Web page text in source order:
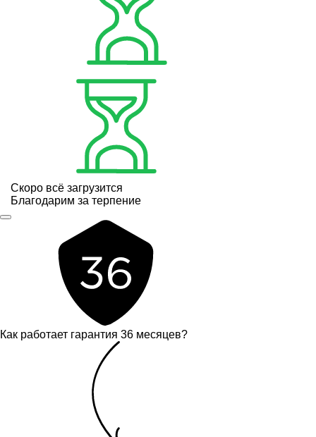
Скоро всё загрузится
Благодарим за терпение
Как работает гарантия 36 месяцев?